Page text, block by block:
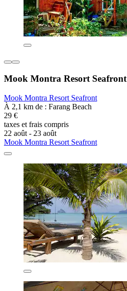
Mook Montra Resort Seafront
Mook Montra Resort Seafront
À 2,1 km de : Farang Beach
29 €
taxes et frais compris
22 août - 23 août
Mook Montra Resort Seafront